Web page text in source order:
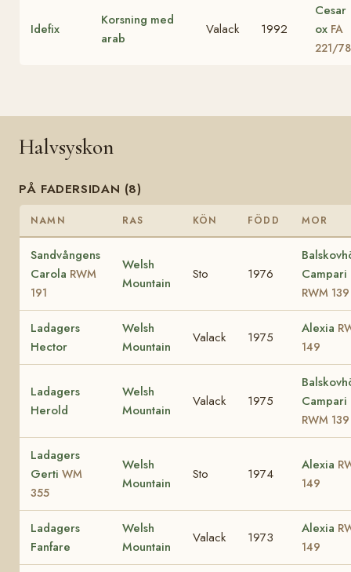
Idefix
Korsning med
arab
Valack 1992
Cesar
ox FA
221/
Halvsyskon
PÅ FADERSIDAN (8)
NAMN RAS KÖN FÖDD MOR
Sandvångens
Carola RWM
191
Welsh
Mountain
Sto 1976
Campari
RWM 139
Ladagers
Hector
Welsh
Mountain
Valack 1975
Alexia
149
Ladagers
Herold
Welsh
Mountain
Valack 1975
Campari
RWM 139
Ladagers
Gerti WM
355
Welsh
Mountain
Sto 1974
Alexia
149
Ladagers
Fanfare
Welsh
Mountain
Valack 1973
Alexia
149